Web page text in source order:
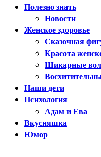
Полезно знать
Новости
Женское здоровье
Сказочная
Красота
Шикарные
Наши дети
Психология
Адам и Ева
Вкусняшка
Юмор